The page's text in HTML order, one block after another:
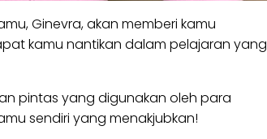
Ginevra, akan memberi kamu
kamu nantikan dalam pelajaran yang
pintas yang digunakan oleh para
sendiri yang menakjubkan!